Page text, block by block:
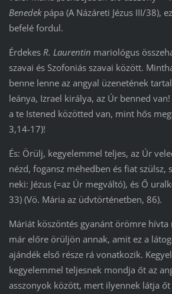
Benedekpápa (A Názáreti Jézus III/38),
befelé fordul.
Érdekes R. Laurentin mariológus
szavai és Szofoniás szavai között.
benne lenne az angyal üzenetének
leánya, Izrael királya, az Úr benned
a te Istened közötted van, mint hős
3,14-17)!
És: Örülj, kegyelemmel teljes, az Úr
nézd, fogansz méhedben és fiat szülsz,
neki: Jézus (=az Úr megváltó), és Ő
33) (Vö. Mária az üdvtörténetben, 86).
Máriát köszöntés gyanánt örömre hívta
már előre örüljön annak, amit ez a
ajándék első része rá vonatkozik.
kegyelemmel teljesnek mondja őt az
asszonyok között, mert ilyennek látja